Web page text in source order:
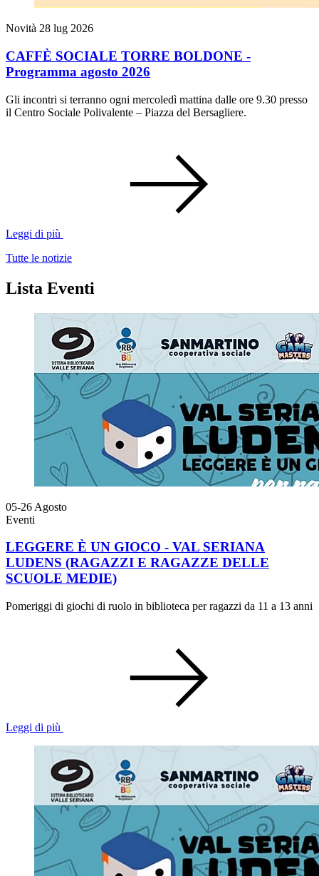
Novità 28 lug 2026
CAFFÈ SOCIALE TORRE BOLDONE -
Programma agosto 2026
Gli incontri si terranno ogni mercoledì mattina dalle ore 9.30 presso
il Centro Sociale Polivalente – Piazza del Bersagliere.
Leggi di più
Tutte le notizie
Lista Eventi
05-26 Agosto
Eventi
LEGGERE È UN GIOCO - VAL SERIANA
LUDENS (RAGAZZI E RAGAZZE DELLE
SCUOLE MEDIE)
Pomeriggi di giochi di ruolo in biblioteca per ragazzi da 11 a 13 anni
Leggi di più